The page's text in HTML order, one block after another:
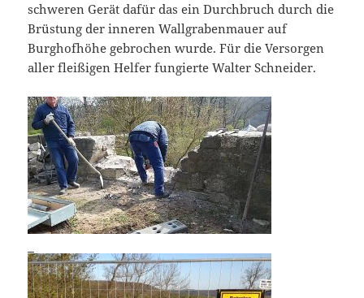
schweren Gerät dafür das ein Durchbruch durch die
Brüstung der inneren Wallgrabenmauer auf
Burghofhöhe gebrochen wurde. Für die Versorgen
aller fleißigen Helfer fungierte Walter Schneider.